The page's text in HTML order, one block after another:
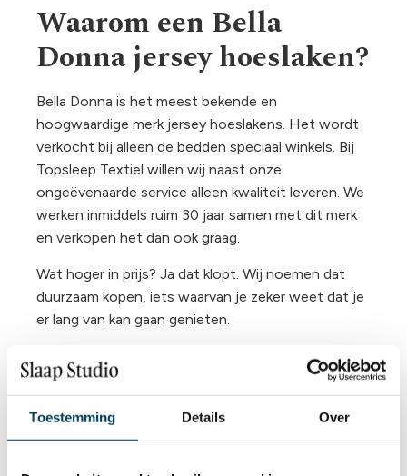
Toestemming Details Over
Waarom een Bella
Donna jersey hoeslaken?
Bella Donna is het meest bekende en
hoogwaardige merk jersey hoeslakens. Het wordt
verkocht bij alleen de bedden speciaal winkels. Bij
Topsleep Textiel willen wij naast onze
ongeëvenaarde service alleen kwaliteit leveren. We
werken inmiddels ruim 30 jaar samen met dit merk
en verkopen het dan ook graag.
Wat hoger in prijs? Ja dat klopt. Wij noemen dat
duurzaam kopen, iets waarvan je zeker weet dat je
er lang van kan gaan genieten.
Altijd de juiste pasvorm
Kreukels zijn verleden tijd
Zeerlange
levensduur tot wel 8 jaar
De beste prijs voor de mooiste kwaliteit